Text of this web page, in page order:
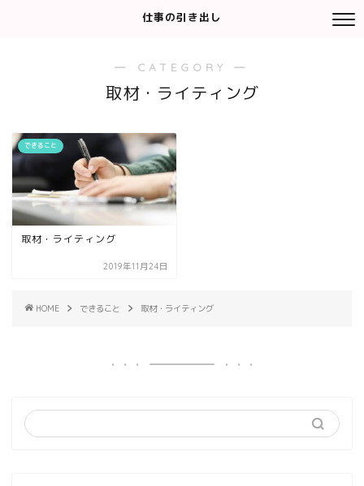
仕事の引き出し
― CATEGORY ―
取材・ライティング
できること
取材・ライティング
2019年11月24日
HOME できること 取材・ライティング